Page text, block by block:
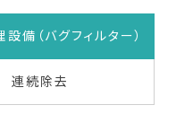
備（バグフィルター）
連続除去